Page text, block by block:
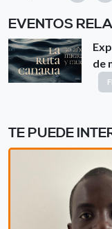
EVENTOS
de
TE PUEDE